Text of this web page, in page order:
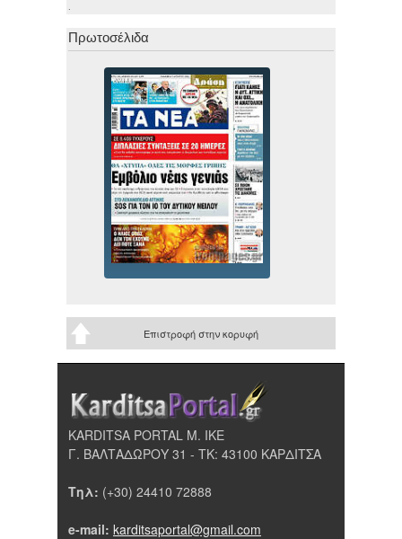
.
Πρωτοσέλιδα
Επιστροφή στην κορυφή
KARDITSA PORTAL Μ. ΙΚΕ
Γ. ΒΑΛΤΑΔΩΡΟΥ 31 - ΤΚ: 43100 ΚΑΡΔΙΤΣΑ
Τηλ: (+30) 24410 72888
e-mail: karditsaportal@gmail.com